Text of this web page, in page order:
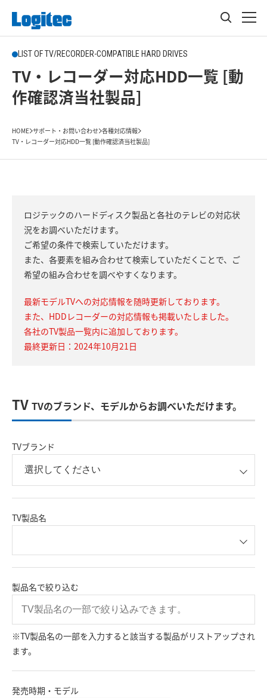
LIST OF TV/RECORDER-COMPATIBLE HARD DRIVES
TV・レコーダー対応HDD一覧 [動
作確認済当社製品]
HOME サポート・お問い合わせ 各種対応情報
TV・レコーダー対応HDD一覧 [動作確認済当社製品]
ロジテックのハードディスク製品と各社のテレビの対応状
況をお調べいただけます。
ご希望の条件で検索していただけます。
また、各要素を組み合わせて検索していただくことで、ご
希望の組み合わせを調べやすくなります。
最新モデルTVへの対応情報を随時更新しております。
また、HDDレコーダーの対応情報も掲載いたしました。
各社のTV製品一覧内に追加しております。
最終更新日：2024年10月21日
TV TVのブランド、モデルからお調べいただけます。
TVブランド
TV製品名
製品名で絞り込む
※TV製品名の一部を入力すると該当する製品がリストアップされ
ます。
発売時期・モデル